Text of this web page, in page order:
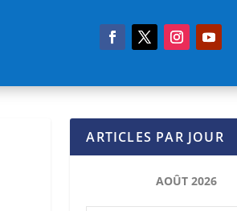
ARTICLES PAR JOUR
AOÛT 2026